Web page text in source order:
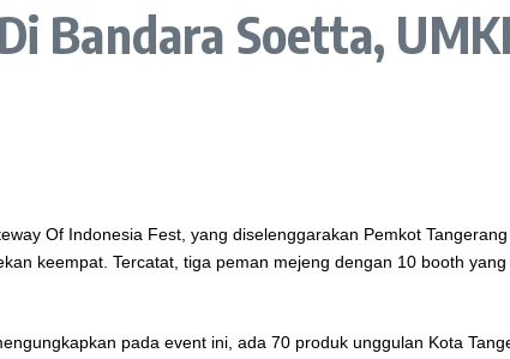
Bandara Soetta,
Of Indonesia Fest, yang diselenggarakan Pemkot
keempat. Tercatat, tiga peman mejeng dengan 10 booth
pada event ini, ada 70 produk unggulan Kota